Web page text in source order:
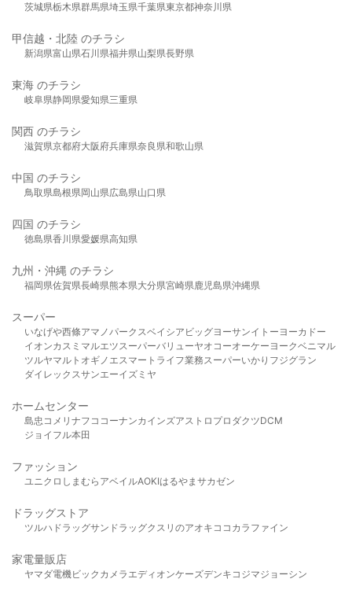
茨城県栃木県群馬県埼玉県千葉県東京都神奈川県
甲信越・北陸 のチラシ
新潟県富山県石川県福井県山梨県長野県
東海 のチラシ
岐阜県静岡県愛知県三重県
関西 のチラシ
滋賀県京都府大阪府兵庫県奈良県和歌山県
中国 のチラシ
鳥取県島根県岡山県広島県山口県
四国 のチラシ
徳島県香川県愛媛県高知県
九州・沖縄 のチラシ
福岡県佐賀県長崎県熊本県大分県宮崎県鹿児島県沖縄県
スーパー
いなげや西條アマノパークスベイシア ビッグヨーサンイトーヨーカドー
イオンカスミ マルエツスーパーバリューヤオコーオーケー ヨークベニマル
ツルヤマルト オギノ エスマート ライフ業務スーパーいかり フジグラン
ダイレックスサンエーイズミヤ
ホームセンター
島忠 コメリ ナフコ コーナンカインズアストロプロダクツDCM
ジョイフル本田
ファッション
ユニクロ しまむら アベイルAOKIはるやま サカゼン
ドラッグストア
ツルハドラッグサンドラッグクスリのアオキ ココカラファイン
家電量販店
ヤマダ電機ビックカメラ エディオンケーズデンキ コジマジョーシン